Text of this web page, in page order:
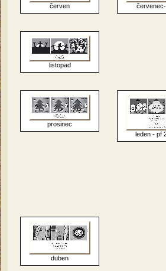
červen
listopad
prosinec
leden - pf
duben